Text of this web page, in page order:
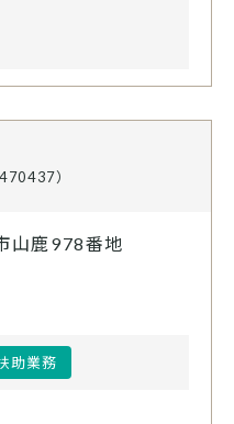
）
山鹿978番地
助業務